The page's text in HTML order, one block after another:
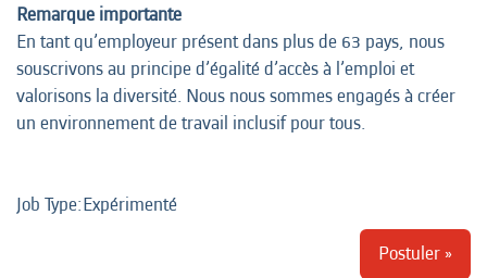
Remarque importante
En tant qu’employeur présent dans plus de 63 pays, nous
souscrivons au principe d’égalité d’accès à l’emploi et
valorisons la diversité. Nous nous sommes engagés à créer
un environnement de travail inclusif pour tous.
Job Type:​Expérimenté
Postuler »